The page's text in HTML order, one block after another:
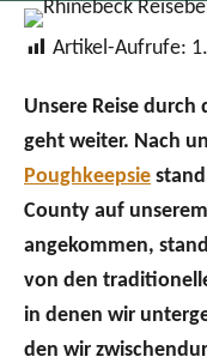
o
t
o
Artikel-Aufrufe:
Unsere Reise durch
geht weiter. Nach
Poughkeepsie
County auf
angekommen,
von den
in denen wir
den wir